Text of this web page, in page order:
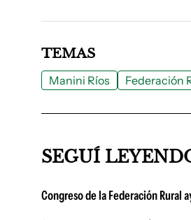
TEMAS
Manini Ríos Federación
SEGUÍ
Congreso de la Federación Rural